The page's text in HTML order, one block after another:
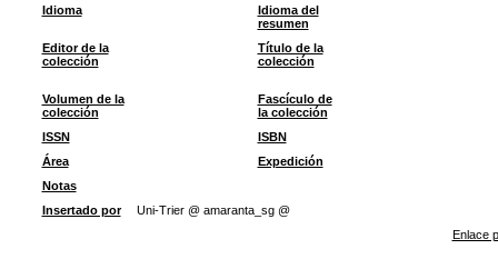
Idioma
Idioma del
resumen
Editor de la
colección
Título de la
colección
Volumen de la
colección
Fascículo de
la colección
ISSN
ISBN
Área
Expedición
Notas
Insertado por
Uni-Trier @ amaranta_sg @
Enlace